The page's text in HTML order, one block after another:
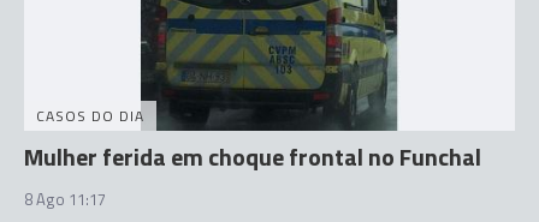
CASOS DO DIA
Mulher ferida em choque frontal no Funchal
8 Ago 11:17